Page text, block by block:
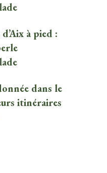
à pied :
dans le
itinéraires